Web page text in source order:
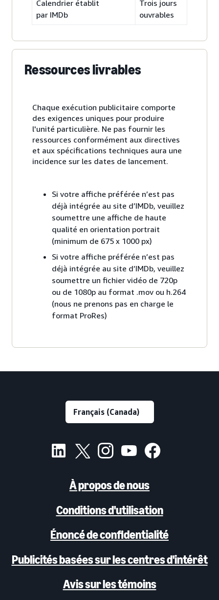
Calendrier établit
par IMDb
Trois jours
ouvrables
Ressources livrables
Chaque exécution publicitaire comporte
des exigences uniques pour produire
l'unité particulière. Ne pas fournir les
ressources conformément aux directives
et aux spécifications techniques aura une
incidence sur les dates de lancement.
Si votre affiche préférée n’est pas
déjà intégrée au site d’IMDb, veuillez
soumettre une affiche de haute
qualité en orientation portrait
(minimum de 675 x 1000 px)
Si votre affiche préférée n’est pas
déjà intégrée au site d’IMDb, veuillez
soumettre un fichier vidéo de 720p
ou de 1080p au format .mov ou h.264
(nous ne prenons pas en charge le
format ProRes)
À propos de nous
Conditions d'utilisation
Énoncé de confidentialité
Publicités basées sur les centres d'intérêt
Avis sur les témoins